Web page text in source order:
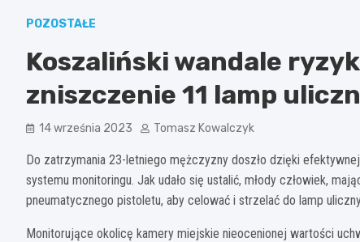
POZOSTAŁE
Koszaliński wandale
zniszczenie 11 lamp
14 września 2023 Tomasz Kowalczyk
Do zatrzymania 23-letniego mężczyzny doszło dzięki
systemu monitoringu. Jak udało się ustalić, młody człowiek,
pneumatycznego pistoletu, aby celować i strzelać do lamp
Monitorujące okolicę kamery miejskie nieocenionej wartości